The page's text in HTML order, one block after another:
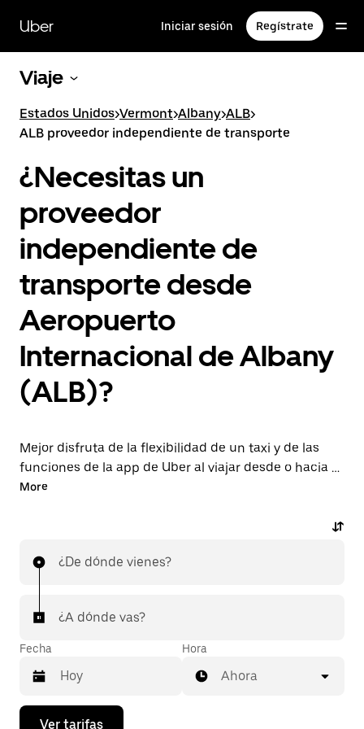
contenido
principal
Uber Iniciar sesión Regístrate
Viaje
Estados Unidos>Vermont>Albany>ALB>
ALB proveedor independiente de transporte
¿Necesitas un
proveedor
independiente de
transporte desde
Aeropuerto
Internacional de Albany
(ALB)?
Mejor disfruta de la flexibilidad de un taxi y de las
funciones de la app de Uber al viajar desde o hacia el
aeropuerto ALB. Solicita viajes de última hora a
sencilla.
More
¿De dónde vienes?
¿A dónde vas?
Fecha
Presiona
Hora
Ahora
Ver tarifas